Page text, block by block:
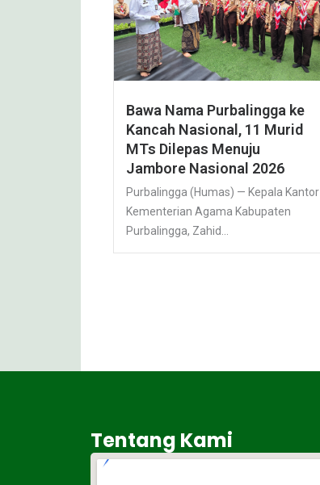
Bawa Nama Purbalingga ke
Kancah Nasional, 11 Murid
MTs Dilepas Menuju
Jambore Nasional 2026
Purbalingga (Humas) — Kepala Kantor
Kementerian Agama Kabupaten
Purbalingga, Zahid...
Tentang Kami